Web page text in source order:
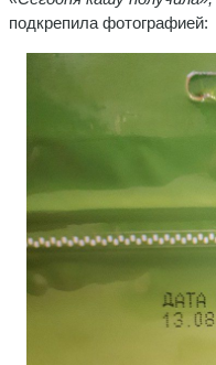
подкрепила фотографией: